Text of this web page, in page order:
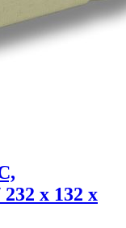
x 132 x